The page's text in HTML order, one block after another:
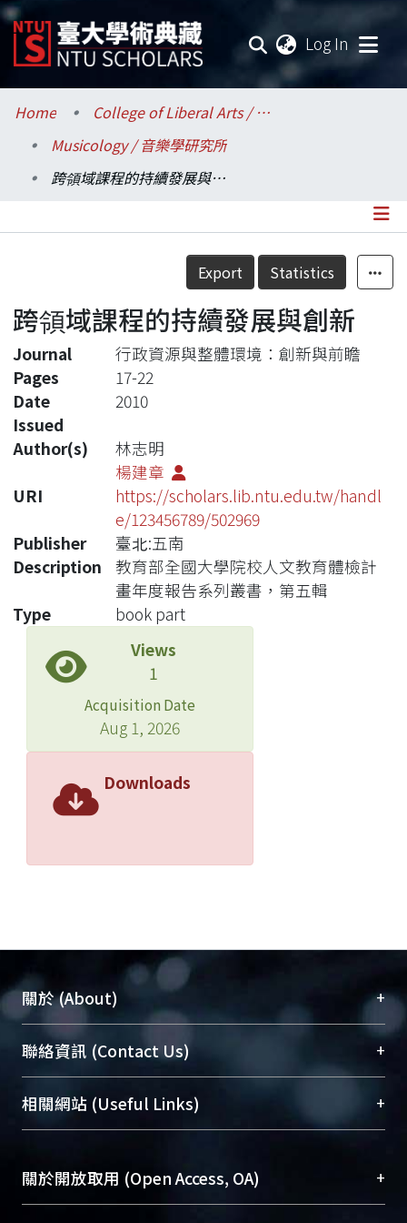
Log In
Communities & Collections
Research Outputs
Statistics
Home
College of Liberal Arts / 文學院
Musicology / 音樂學研究所
跨領域課程的持續發展與創新
Details
Export Statistics
跨領域課程的持續發展與創新
Journal
行政資源與整體環境：創新與前瞻
Pages
17-22
Date
Issued
2010
Author(s)
林志明
楊建章
URI
https://scholars.lib.ntu.edu.tw/handl
e/123456789/502969
Publisher
臺北:五南
Description
教育部全國大學院校人文教育體檢計
畫年度報告系列叢書，第五輯
Type
book part
Views
1
Acquisition Date
Aug 1, 2026
Downloads
關於 (About) +
臺大位居世界頂尖大學之列，為永久珍藏及向國際
展現本校豐碩的研究成果及學術能量，圖書館整合
機構典藏（NTUR）與學術庫（AH）不同功能平
台，成為臺大學術典藏NTU scholars。期能整合研
成果。
To permanently archive and promote researcher
聯絡資訊 (Contact Us) +
總館學科館員(Main Library)
醫學圖書館學科館員(Medical Library)
Sciences Library)
相關網站 (Useful Links) +
關於開放取用 (Open Access, OA) +